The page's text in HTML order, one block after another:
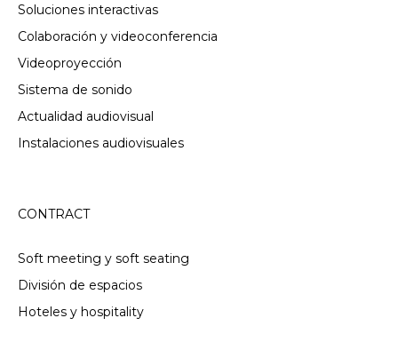
Soluciones interactivas
Colaboración y videoconferencia
Videoproyección
Sistema de sonido
Actualidad audiovisual
Instalaciones audiovisuales
CONTRACT
Soft meeting y soft seating
División de espacios
Hoteles y hospitality